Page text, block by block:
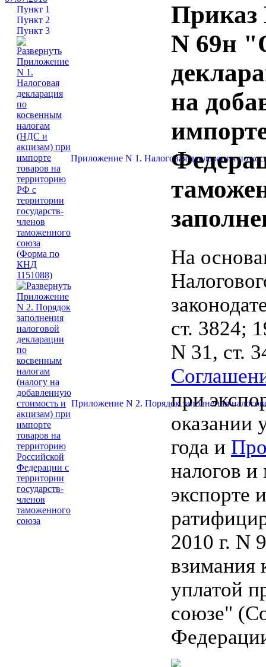
Пункт 1
Пункт 2
Пункт 3
Приложение N 1. Налоговая декларация по
Приложение N 2. Порядок заполнения
Приказ
N 69н
на
На
ст. 3824;
N 31, ст.
при
оказании
года и
налогов и
экспорте
2010 г. N
взимания
уплатой
союзе"